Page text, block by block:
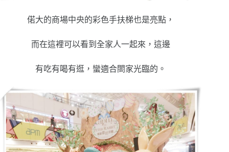
偌大的商場中央的彩色手扶梯也是亮點，
而在這裡可以看到全家人一起來，這邊
有吃有喝有逛，蠻適合閤家光臨的。